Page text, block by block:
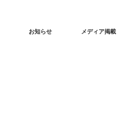
お知らせ メディア掲載